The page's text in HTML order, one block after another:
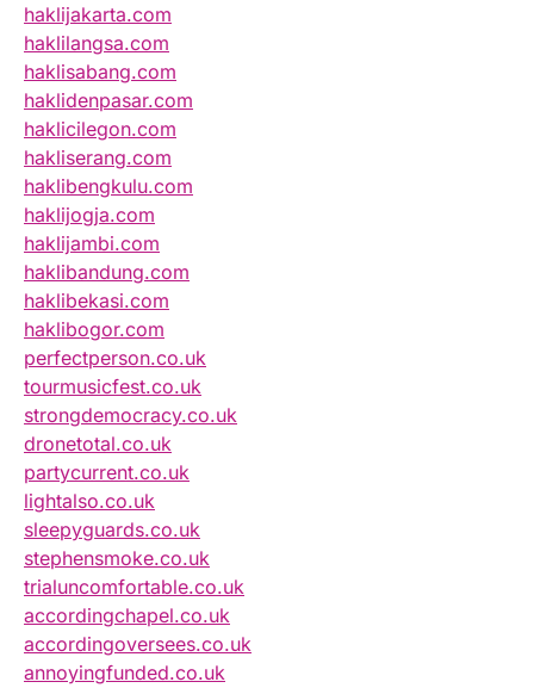
haklijakarta.com
haklilangsa.com
haklisabang.com
haklidenpasar.com
haklicilegon.com
hakliserang.com
haklibengkulu.com
haklijogja.com
haklijambi.com
haklibandung.com
haklibekasi.com
haklibogor.com
perfectperson.co.uk
tourmusicfest.co.uk
strongdemocracy.co.uk
dronetotal.co.uk
partycurrent.co.uk
lightalso.co.uk
sleepyguards.co.uk
stephensmoke.co.uk
trialuncomfortable.co.uk
accordingchapel.co.uk
accordingoversees.co.uk
annoyingfunded.co.uk